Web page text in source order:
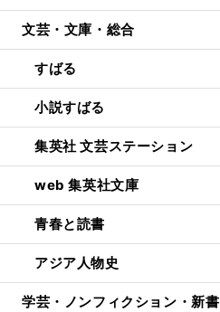
文芸・文庫・総合
すばる
小説すばる
集英社 文芸ステーション
web 集英社文庫
青春と読書
アジア人物史
学芸・ノンフィクション・新書